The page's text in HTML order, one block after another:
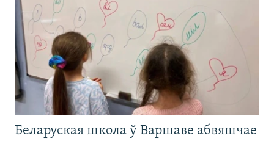
Беларуская школа ў Варшаве абвяшчае